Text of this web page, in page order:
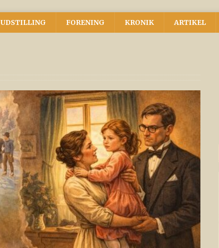
UDSTILLING FORENING KRONIK ARTIKEL